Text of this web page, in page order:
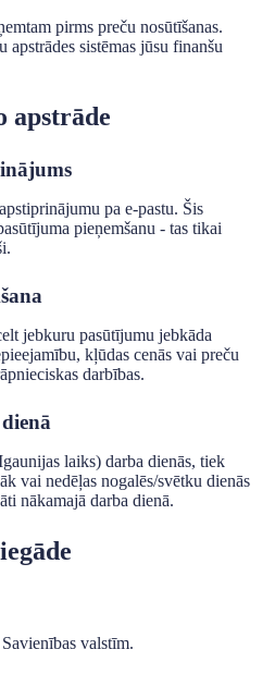
pirms preču nosūtīšanas.
apstrādes sistēmas jūsu finanšu
apstrāde
pa e-pastu. Šis
pieņemšanu - tas tikai
jebkuru pasūtījumu jebkāda
kļūdas cenās vai preču
darbības.
laiks) darba dienās, tiek
vai nedēļas nogalēs/svētku dienās
nākamajā darba dienā.
valstīm.